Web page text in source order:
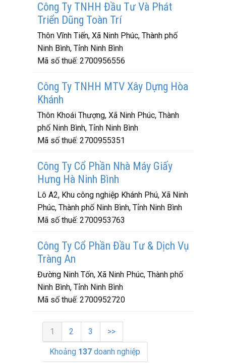
Công Ty TNHH Đầu Tư Và Phát
Triển Dũng Toàn Trí
Thôn Vĩnh Tiến, Xã Ninh Phúc, Thành phố
Ninh Bình, Tỉnh Ninh Bình
Mã số thuế: 2700956556
Công Ty TNHH MTV Xây Dựng Hòa
Khánh
Thôn Khoái Thượng, Xã Ninh Phúc, Thành
phố Ninh Bình, Tỉnh Ninh Bình
Mã số thuế: 2700955351
Công Ty Cổ Phần Nhà Máy Giấy
Hưng Hà Ninh Bình
Lô A2, Khu công nghiệp Khánh Phú, Xã Ninh
Phúc, Thành phố Ninh Bình, Tỉnh Ninh Bình
Mã số thuế: 2700953763
Công Ty Cổ Phần Đầu Tư & Dịch Vụ
Tràng An
Đường Ninh Tốn, Xã Ninh Phúc, Thành phố
Ninh Bình, Tỉnh Ninh Bình
Mã số thuế: 2700952720
1 2 3 >>
Khoảng 137 doanh nghiệp